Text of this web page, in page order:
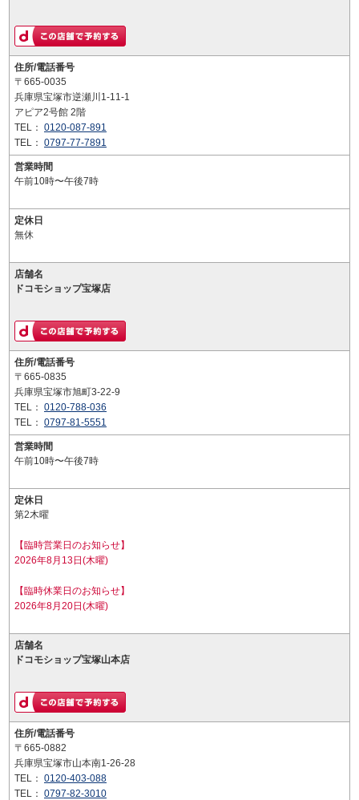
住所/電話番号
〒665-0035
兵庫県宝塚市逆瀬川1-11-1
アピア2号館 2階
TEL： 0120-087-891
TEL： 0797-77-7891
営業時間
午前10時〜午後7時
定休日
無休
店舗名
ドコモショップ宝塚店
住所/電話番号
〒665-0835
兵庫県宝塚市旭町3-22-9
TEL： 0120-788-036
TEL： 0797-81-5551
営業時間
午前10時〜午後7時
定休日
第2木曜
【臨時営業日のお知らせ】
2026年8月13日(木曜)
【臨時休業日のお知らせ】
2026年8月20日(木曜)
店舗名
ドコモショップ宝塚山本店
住所/電話番号
〒665-0882
兵庫県宝塚市山本南1-26-28
TEL： 0120-403-088
TEL： 0797-82-3010